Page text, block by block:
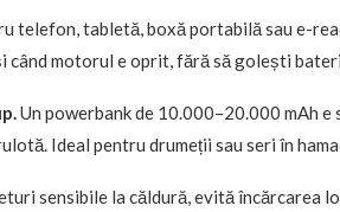
telefon, tabletă, boxă portabilă sau e-
când motorul e oprit, fără să golești
Un powerbank de 10.000–20.000 mAh
Ideal pentru drumeții sau seri în
sensibile la căldură, evită încărcarea